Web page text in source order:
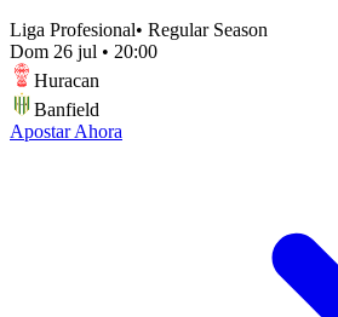
Liga Profesional• Regular Season
Dom 26 jul • 20:00
Huracan
Banfield
Apostar Ahora